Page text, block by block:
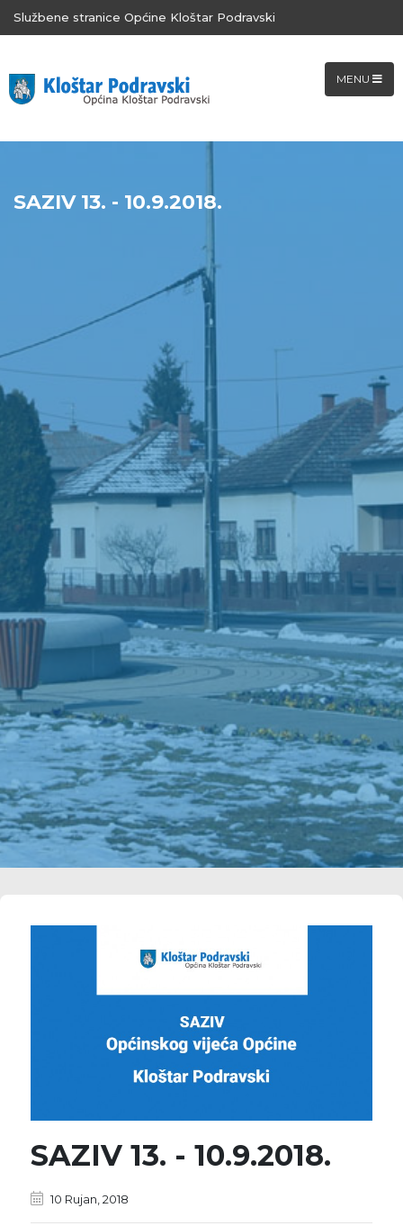
Službene stranice Općine Kloštar Podravski
MENU
SAZIV 13. - 10.9.2018.
SAZIV 13. - 10.9.2018.
10 Rujan, 2018